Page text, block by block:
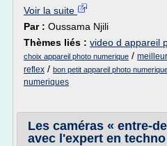
Voir la suite
Par : Oussama Njili
Thèmes liés : video d appareil
choix appareil photo numerique /
reflex / bon petit appareil photo
numeriques
Les caméras « entre-
avec l'expert en